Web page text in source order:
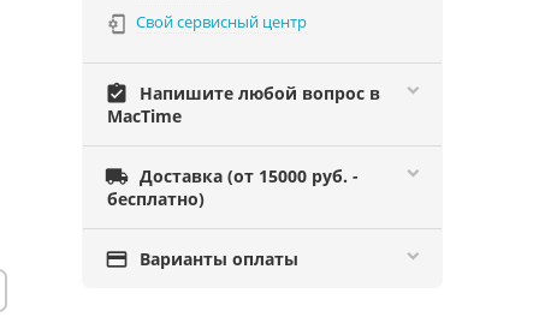
 Свой сервисный центр
assignment_turned_in
Напишите любой вопрос в
MacTime
 Доставка (от 15000 руб. -
бесплатно)
 Варианты оплаты